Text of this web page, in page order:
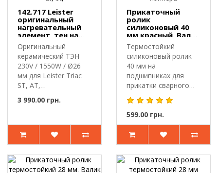
142.717 Leister
оригинальный
нагревательный
элемент, тен на
фен Leister triac st,
at, bt,
Оригинальный
керамический ТЭН
230V / 1550W / Ø26
мм для Leister Triac
ST, AT,
швейцар..
3 990.00 грн.
Прикаточный
ролик
силиконовый 40
мм красный. Валик
для сварки ПВХ
мембраны, тента,
лайнера
Термостойкий
силиконовый ролик
40 мм на
подшипниках для
прикатки сварного
шва.Прикаточный
ролик пред..
599.00 грн.